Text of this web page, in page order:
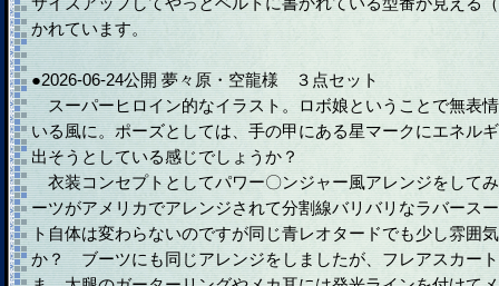
かれています。
●2026-06-24公開 夢々原・空龍様 ３点セット
スーパーヒロイン的なイラスト。ロボ娘ということで無表
いる風に。ポーズとしては、手の甲にある星マークにエネル
出そうとしている感じでしょうか？
衣装コンセプトとしてパワー〇ンジャー風アレンジをして
ーツがアメリカでアレンジされて分割線バリバリなラバース
ト自体は変わらないのですが同じ青レオタードでも少し雰囲
か？ ブーツにも同じアレンジをしましたが、フレアスカー